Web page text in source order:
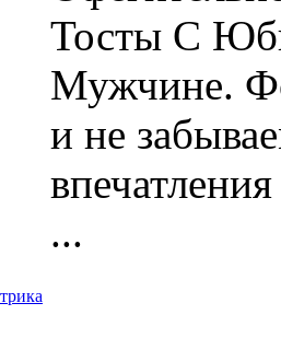
Тосты С
Мужчине.
и не
...